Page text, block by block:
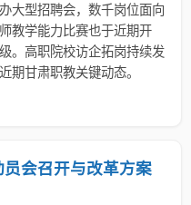
大型招聘会，数千岗位面向
教学能力比赛也于近期开
。高职院校访企拓岗持续发
期甘肃职教关键动态。
会召开与改革方案